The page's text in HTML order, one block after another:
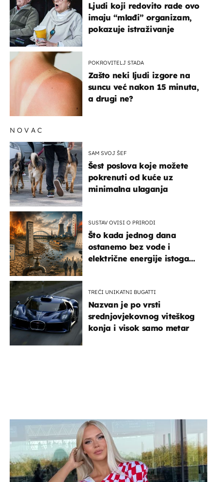
Ljudi koji redovito rade ovo
imaju “mlađi” organizam,
pokazuje istraživanje
POKROVITELJ STADA
Zašto neki ljudi izgore na
suncu već nakon 15 minuta,
a drugi ne?
NOVAC
SAM SVOJ ŠEF
Šest poslova koje možete
pokrenuti od kuće uz
minimalna ulaganja
SUSTAV OVISI O PRIRODI
Što kada jednog dana
ostanemo bez vode i
električne energije istoga
TREĆI UNIKATNI BUGATTI
Nazvan je po vrsti
srednjovjekovnog viteškog
konja i visok samo metar